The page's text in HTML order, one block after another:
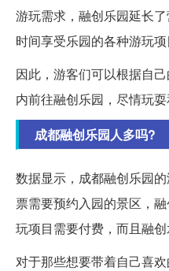
游玩需求，融创乐园延长
时间享受乐园的各种游玩项
因此，游客们可以根据自
内前往融创乐园，尽情玩耍
成都融创乐园人多吗?
数据显示，成都融创乐园
票需要预约入园的景区，
玩项目需要付费，而且融创
对于那些想要带着自己喜